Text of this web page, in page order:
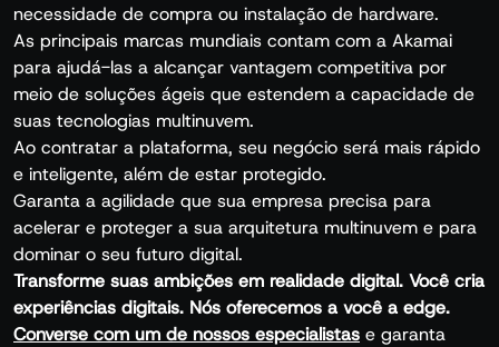
necessidade de compra ou instalação de hardware.
As principais marcas mundiais contam com a Akamai
para ajudá-las a alcançar vantagem competitiva por
meio de soluções ágeis que estendem a capacidade de
suas tecnologias multinuvem.
Ao contratar a plataforma, seu negócio será mais rápido
e inteligente, além de estar protegido.
Garanta a agilidade que sua empresa precisa para
acelerar e proteger a sua arquitetura multinuvem e para
dominar o seu futuro digital.
Transforme suas ambições em realidade digital. Você cria
experiências digitais. Nós oferecemos a você a edge.
Converse com um de nossos especialistas e garanta